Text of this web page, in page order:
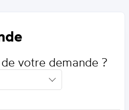
votre demande ?